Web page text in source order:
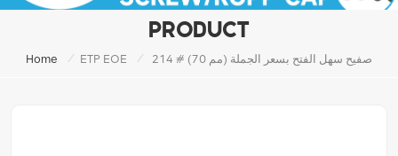
PRODUCT
Home / ETP EOE / 214 # (70 مم) صفيح سهل الفتح بسعر الجملة